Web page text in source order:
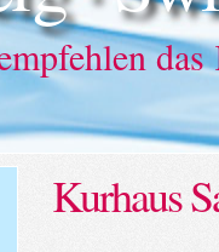
Kurhaus